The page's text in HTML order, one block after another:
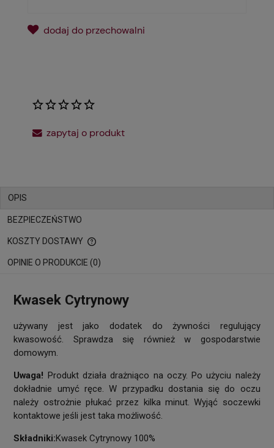
dodaj do przechowalni
zapytaj o produkt
OPIS
BEZPIECZEŃSTWO
KOSZTY DOSTAWY
CENA NIE ZAWIERA EWENTUALNYCH KOSZTÓW PŁATNOŚCI
OPINIE O PRODUKCIE (0)
Kwasek Cytrynowy
używany jest jako dodatek do żywności regulujący
kwasowość. Sprawdza się również w gospodarstwie
domowym.
Uwaga! Produkt działa drażniąco na oczy. Po użyciu należy
dokładnie umyć ręce. W przypadku dostania się do oczu
należy ostrożnie płukać przez kilka minut. Wyjąć soczewki
kontaktowe jeśli jest taka możliwość.
Składniki:Kwasek Cytrynowy 100%